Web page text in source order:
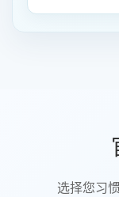
选择您习